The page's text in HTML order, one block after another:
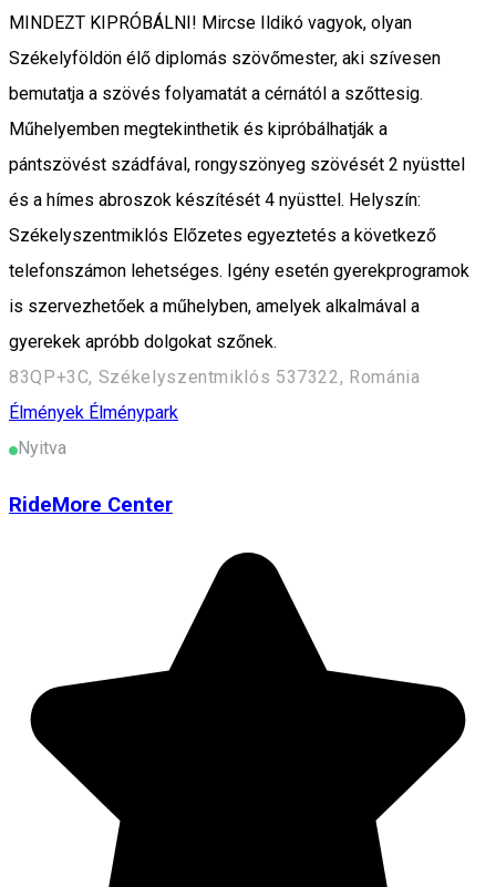
MINDEZT KIPRÓBÁLNI! Mircse Ildikó vagyok, olyan
Székelyföldön élő diplomás szövőmester, aki szívesen
bemutatja a szövés folyamatát a cérnától a szőttesig.
Műhelyemben megtekinthetik és kipróbálhatják a
pántszövést szádfával, rongyszönyeg szövését 2 nyüsttel
és a hímes abroszok készítését 4 nyüsttel. Helyszín:
Székelyszentmiklós Előzetes egyeztetés a következő
telefonszámon lehetséges. Igény esetén gyerekprogramok
is szervezhetőek a műhelyben, amelyek alkalmával a
gyerekek apróbb dolgokat szőnek.
83QP+3C, Székelyszentmiklós 537322, Románia
Élmények Élménypark
Nyitva
RideMore Center